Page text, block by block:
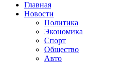
Главная
Новости
Политика
Экономика
Спорт
Общество
Авто